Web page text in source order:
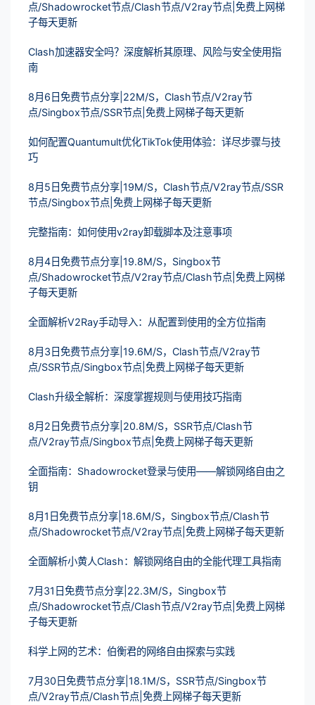
点/Shadowrocket节点/Clash节点/V2ray节点|免费上网梯
子每天更新
Clash加速器安全吗？深度解析其原理、风险与安全使用指
南
8月6日免费节点分享|22M/S，Clash节点/V2ray节
点/Singbox节点/SSR节点|免费上网梯子每天更新
如何配置Quantumult优化TikTok使用体验：详尽步骤与技
巧
8月5日免费节点分享|19M/S，Clash节点/V2ray节点/SSR
节点/Singbox节点|免费上网梯子每天更新
完整指南：如何使用v2ray卸载脚本及注意事项
8月4日免费节点分享|19.8M/S，Singbox节
点/Shadowrocket节点/V2ray节点/Clash节点|免费上网梯
子每天更新
全面解析V2Ray手动导入：从配置到使用的全方位指南
8月3日免费节点分享|19.6M/S，Clash节点/V2ray节
点/SSR节点/Singbox节点|免费上网梯子每天更新
Clash升级全解析：深度掌握规则与使用技巧指南
8月2日免费节点分享|20.8M/S，SSR节点/Clash节
点/V2ray节点/Singbox节点|免费上网梯子每天更新
全面指南：Shadowrocket登录与使用——解锁网络自由之
钥
8月1日免费节点分享|18.6M/S，Singbox节点/Clash节
点/Shadowrocket节点/V2ray节点|免费上网梯子每天更新
全面解析小黄人Clash：解锁网络自由的全能代理工具指南
7月31日免费节点分享|22.3M/S，Singbox节
点/Shadowrocket节点/Clash节点/V2ray节点|免费上网梯
子每天更新
科学上网的艺术：伯衡君的网络自由探索与实践
7月30日免费节点分享|18.1M/S，SSR节点/Singbox节
点/V2ray节点/Clash节点|免费上网梯子每天更新